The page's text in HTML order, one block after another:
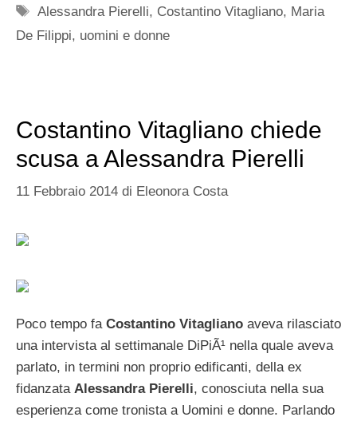
Tag
Alessandra Pierelli, Costantino Vitagliano, Maria
De Filippi, uomini e donne
Costantino Vitagliano chiede
scusa a Alessandra Pierelli
11 Febbraio 2014 di Eleonora Costa
Poco tempo fa Costantino Vitagliano aveva rilasciato
una intervista al settimanale DiPiÃ¹ nella quale aveva
parlato, in termini non proprio edificanti, della ex
fidanzata Alessandra Pierelli, conosciuta nella sua
esperienza come tronista a Uomini e donne. Parlando